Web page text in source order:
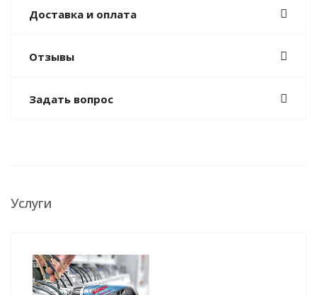
Доставка и оплата
Отзывы
Задать вопрос
Услуги